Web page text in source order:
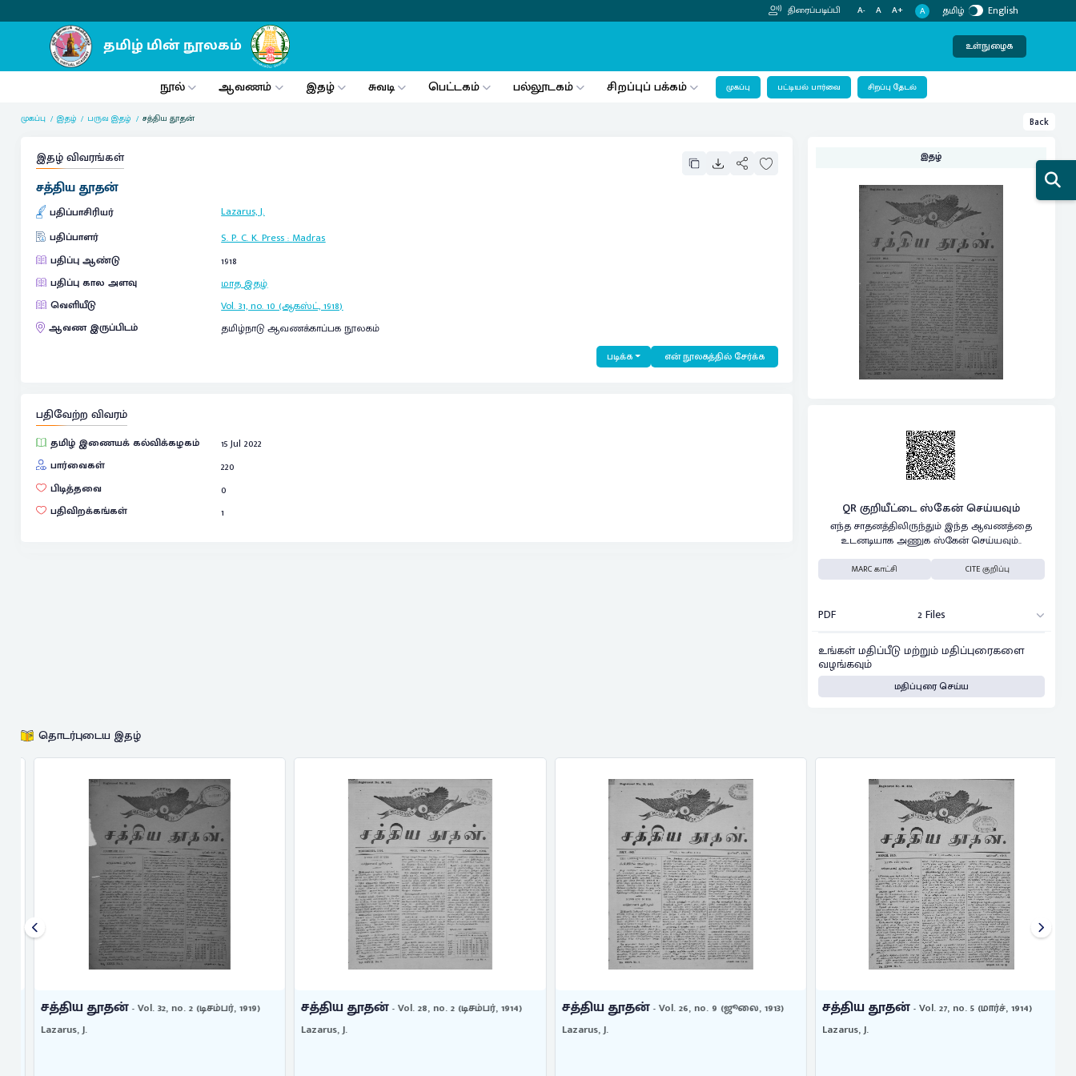
திரைப்படிப்பி A- A A+ A தமிழ் English
உள்நுழைக
நூல் ஆவணம் இதழ் சுவடி பெட்டகம் பல்லூடகம் சிறப்புப் பக்கம் முகப்பு பட்டியல் பார்வை சிறப்பு தேடல்
முகப்பு இதழ் பருவ இதழ் சத்திய தூதன் Back
இதழ் விவரங்கள்
சத்திய தூதன்
பதிப்பாசிரியர்
Lazarus, J.
பதிப்பாளர்
S. P. C. K. Press:Madras
பதிப்பு ஆண்டு
1918
பதிப்பு கால அளவு
மாத இதழ்
வெளியீடு
Vol. 31, no. 10 (ஆகஸ்ட், 1918)
ஆவண இருப்பிடம்
தமிழ்நாடு ஆவணக்காப்பக நூலகம்
படிக்க என் நூலகத்தில் சேர்க்க
பதிவேற்ற விவரம்
தமிழ் இணையக் கல்விக்கழகம்
15 Jul 2022
பார்வைகள்
220
பிடித்தவை
0
பதிவிறக்கங்கள்
1
இதழ்
QR குறியீட்டை ஸ்கேன் செய்யவும்
எந்த சாதனத்திலிருந்தும் இந்த ஆவணத்தை
உடனடியாக அணுக ஸ்கேன் செய்யவும்..
MARC காட்சி CITE குறிப்பு
PDF 2 Files
உங்கள் மதிப்பீடு மற்றும் மதிப்புரைகளை
வழங்கவும்
மதிப்புரை செய்ய
தொடர்புடைய இதழ்
சத்திய தூதன்- Vol. 32, no. 2 (டிசம்பர், 1919)
Lazarus, J.
சத்திய தூதன்- Vol. 28, no. 2 (டிசம்பர், 1914)
Lazarus, J.
சத்திய தூதன்- Vol. 26, no. 9 (ஜூலை, 1913)
Lazarus, J.
சத்திய தூதன்- Vol. 27, no. 5 (மார்ச், 1914)
Lazarus, J.